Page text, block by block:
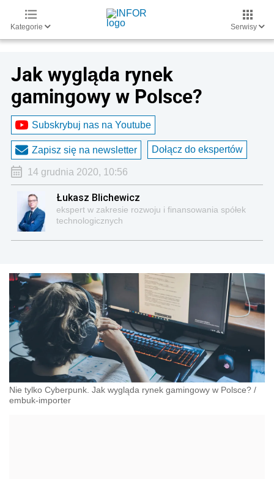
Kategorie Serwisy
Jak wygląda rynek
gamingowy w Polsce?
Subskrybuj nas na Youtube
Zapisz się na newsletter Dołącz do ekspertów
14 grudnia 2020, 10:56
Łukasz Blichewicz
ekspert w zakresie rozwoju i finansowania spółek
technologicznych
Nie tylko Cyberpunk. Jak wygląda rynek gamingowy w Polsce? /
embuk-importer